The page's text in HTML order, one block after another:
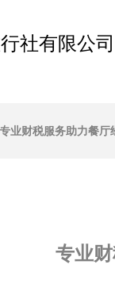
社有限公司
专业财税服务助力餐厅
专业